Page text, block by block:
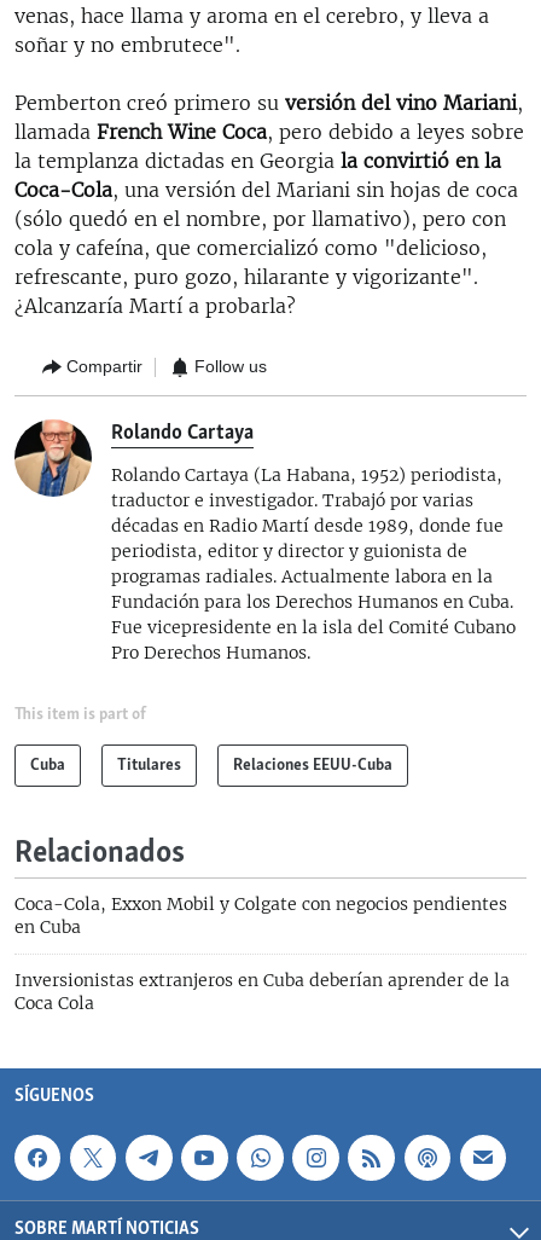
venas, hace llama y aroma en el cerebro, y lleva a
soñar y no embrutece".
Pemberton creó primero su versión del vino Mariani,
llamada French Wine Coca, pero debido a leyes sobre
la templanza dictadas en Georgia la convirtió en la
Coca-Cola, una versión del Mariani sin hojas de coca
(sólo quedó en el nombre, por llamativo), pero con
cola y cafeína, que comercializó como "delicioso,
refrescante, puro gozo, hilarante y vigorizante".
¿Alcanzaría Martí a probarla?
Compartir Follow us
Rolando Cartaya
Rolando Cartaya (La Habana, 1952) periodista,
traductor e investigador. Trabajó por varias
décadas en Radio Martí desde 1989, donde fue
periodista, editor y director y guionista de
programas radiales. Actualmente labora en la
Fundación para los Derechos Humanos en Cuba.
Fue vicepresidente en la isla del Comité Cubano
Pro Derechos Humanos.
This item is part of
Cuba Titulares Relaciones EEUU-Cuba
Relacionados
Coca-Cola, Exxon Mobil y Colgate con negocios pendientes
en Cuba
Inversionistas extranjeros en Cuba deberían aprender de la
Coca Cola
SÍGUENOS
SOBRE MARTÍ NOTICIAS